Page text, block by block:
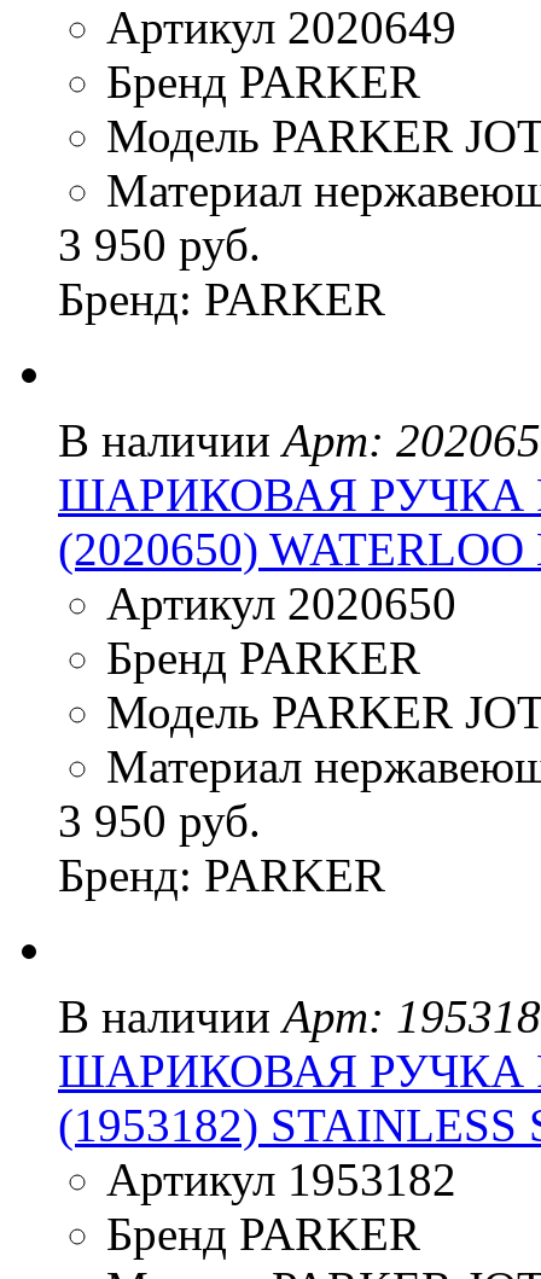
Артикул 2020649
Бренд PARKER
Модель PARKER
Материал
3 950 руб.
Бренд: PARKER
В наличии Арт:
ШАРИКОВАЯ РУЧКА
(2020650)
Артикул 2020650
Бренд PARKER
Модель PARKER
Материал
3 950 руб.
Бренд: PARKER
В наличии Арт:
ШАРИКОВАЯ РУЧКА
(1953182) STAINLESS
Артикул 1953182
Бренд PARKER